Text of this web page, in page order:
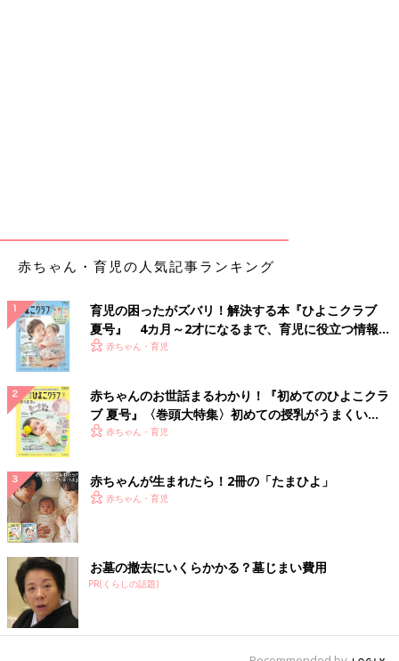
赤ちゃん・育児の人気記事ランキング
育児の困ったがズバリ！解決する本『ひよこクラブ
夏号』 4カ月～2才になるまで、育児に役立つ情報が
いっぱい！
赤ちゃん・育児
赤ちゃんのお世話まるわかり！『初めてのひよこクラ
ブ 夏号』〈巻頭大特集〉初めての授乳がうまくい
く！ おっぱい・ミルクの基本と夏のトラブル 解決テ
赤ちゃん・育児
赤ちゃんが生まれたら！2冊の「たまひよ」
赤ちゃん・育児
お墓の撤去にいくらかかる？墓じまい費用
PR(くらしの話題)